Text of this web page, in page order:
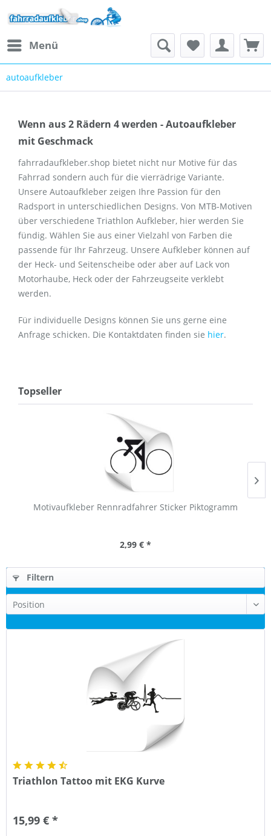
Menü
autoaufkleber
Wenn aus 2 Rädern 4 werden - Autoaufkleber
mit Geschmack
fahrradaufkleber.shop bietet nicht nur Motive für das
Fahrrad sondern auch für die vierrädrige Variante.
Unsere Autoaufkleber zeigen Ihre Passion für den
Radsport in unterschiedlichen Designs. Von MTB-Motiven
über verschiedene Triathlon Aufkleber, hier werden Sie
fündig. Wählen Sie aus einer Vielzahl von Farben die
passende für Ihr Fahrzeug. Unsere Aufkleber können auf
der Heck- und Seitenscheibe oder aber auf Lack von
Motorhaube, Heck oder der Fahrzeugseite verklebt
werden.
Für individuelle Designs können Sie uns gerne eine
Anfrage schicken. Die Kontaktdaten finden sie hier.
Topseller
Motivaufkleber Rennradfahrer Sticker Piktogramm
2,99 € *
Filtern
Triathlon Tattoo mit EKG Kurve
15,99 € *